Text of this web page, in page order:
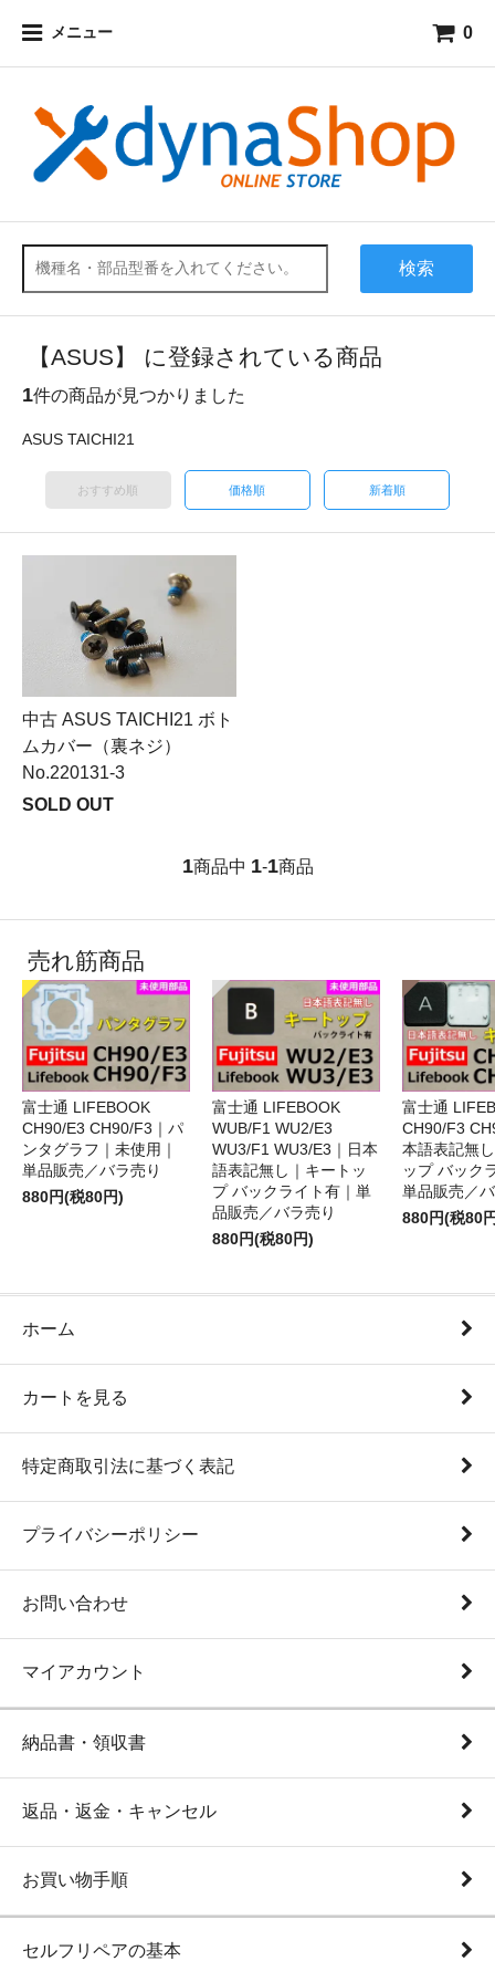
メニュー 0
検索
【ASUS】 に登録されている商品
1件の商品が見つかりました
ASUS TAICHI21
おすすめ順 価格順 新着順
中古 ASUS TAICHI21 ボト
ムカバー（裏ネジ）
No.220131-3
SOLD OUT
1商品中 1-1商品
売れ筋商品
富士通 LIFEBOOK
CH90/E3 CH90/F3｜パ
ンタグラフ｜未使用｜
単品販売／バラ売り
880円(税80円)
富士通 LIFEBOOK
WUB/F1 WU2/E3
WU3/F1 WU3/E3｜日本
語表記無し｜キートッ
プ バックライト有｜単
品販売／バラ売り
880円(税80円)
富士通
CH90/F3
本語表記無
ップ バック
単品販売／
880円(税80
ホーム
カートを見る
特定商取引法に基づく表記
プライバシーポリシー
お問い合わせ
マイアカウント
納品書・領収書
返品・返金・キャンセル
お買い物手順
セルフリペアの基本